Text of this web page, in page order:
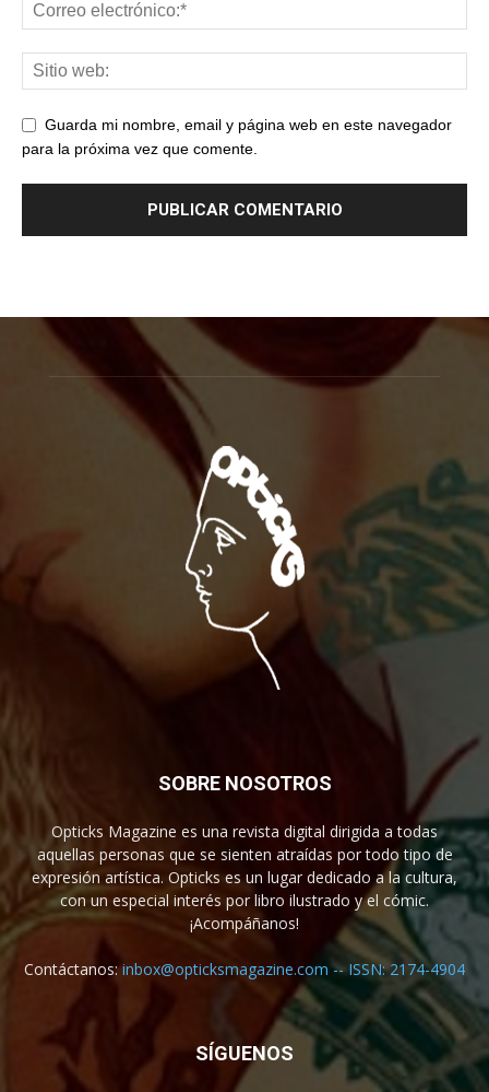
Guarda mi nombre, email y página web en este navegador
para la próxima vez que comente.
SOBRE NOSOTROS
Opticks Magazine es una revista digital dirigida a todas
aquellas personas que se sienten atraídas por todo tipo de
expresión artística. Opticks es un lugar dedicado a la cultura,
con un especial interés por libro ilustrado y el cómic.
¡Acompáñanos!
Contáctanos:inbox@opticksmagazine.com -- ISSN: 2174-4904
SÍGUENOS